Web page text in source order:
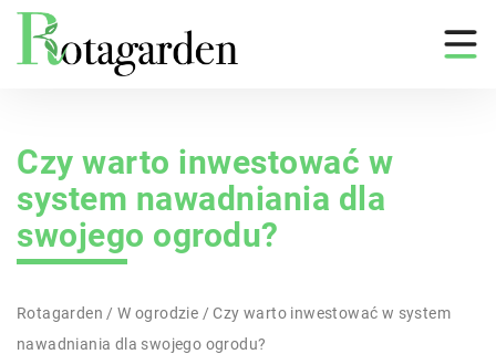
Czy warto inwestować w
system nawadniania dla
swojego ogrodu?
Rotagarden /W ogrodzie /Czy warto inwestować w system
nawadniania dla swojego ogrodu?